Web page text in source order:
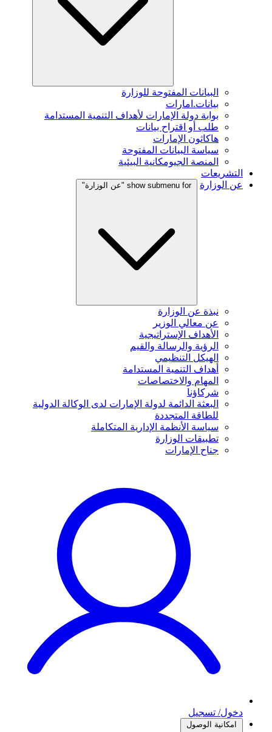
البيانات المفتوحة للوزارة
بيانات.امارات
بوابة دولة الإمارات لأهداف التنمية المستدامة
طلب أو اقتراح بيانات
هاكاثون الإمارات
سياسة البيانات المفتوحة
المنصة الجيومكانية البيئية
التشريعات
عن الوزارة
show submenu for "عن الوزارة"
نبذة عن الوزارة
عن معالي الوزير
الأهداف الإستراتيجية
الرؤية والرسالة والقيم
الهيكل التنظيمي
أهداف التنمية المستدامة
المهام والاختصاصات
شركاؤنا
البعثة الدائمة لدولة الإمارات لدى الوكالة الدولية
للطاقة المتجددة
سياسة الأنظمة الإدارية المتكاملة
تطبيقات الوزارة
جناح الإمارات
دخول/ تسجيل
امكانية الوصول